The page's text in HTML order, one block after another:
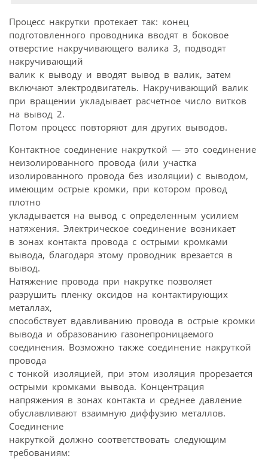
Процесс накрутки протекает так: конец
подготовленного проводника вводят в боковое
отверстие накручивающего валика 3, подводят
накручивающий
валик к выводу и вводят вывод в валик, затем
включают электродвигатель. Накручивающий валик
при вращении укладывает расчетное число витков
на вывод 2.
Потом процесс повторяют для других выводов.
Контактное соединение накруткой — это соединение
неизолированного провода (или участка
изолированного провода без изоляции) с выводом,
имеющим острые кромки, при котором провод
плотно
укладывается на вывод с определенным усилием
натяжения. Электрическое соединение возникает
в зонах контакта провода с острыми кромками
вывода, благодаря этому проводник врезается в
вывод.
Натяжение провода при накрутке позволяет
разрушить пленку оксидов на контактирующих
металлах,
способствует вдавливанию провода в острые кромки
вывода и образованию газонепроницаемого
соединения. Возможно также соединение накруткой
провода
с тонкой изоляцией, при этом изоляция прорезается
острыми кромками вывода. Концентрация
напряжения в зонах контакта и среднее давление
обуславливают взаимную диффузию металлов.
Соединение
накруткой должно соответствовать следующим
требованиям: